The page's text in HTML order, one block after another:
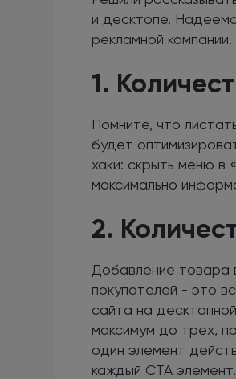
и десктопе.
рекламной кампании.
1.
Помните, что
будет
хаки: скрыть меню в
максимально
2.
Добавление товара
покупателей - это
сайта на
максимум до трех,
один элемент
каждый CTA